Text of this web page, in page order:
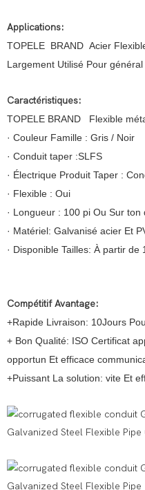
Applications:
TOPELE BRAND Acier
Largement Utilisé Pour
Caractéristiques:
TOPELE BRAND Flexible
· Couleur Famille : Gris / Noir
· Conduit taper :SLFS
· Électrique Produit Taper :
· Flexible : Oui
· Longueur : 100 pi Ou Sur ton
· Matériel: Galvanisé acier Et
· Disponible Tailles: À partir de
Compétitif Avantage:
+Rapide Livraison: 10Jours
+ Bon Qualité: ISO Certificat
opportun Et efficace
+Puissant La solution: vite Et